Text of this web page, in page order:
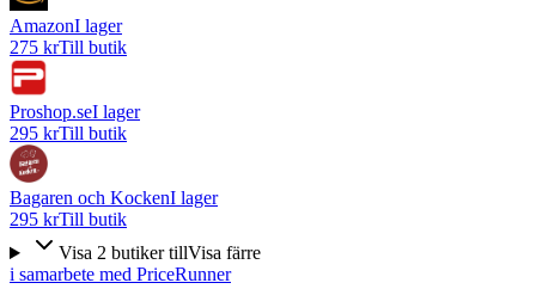
AmazonI lager
275 krTill butik
Proshop.seI lager
295 krTill butik
Bagaren och KockenI lager
295 krTill butik
Visa 2 butiker tillVisa färre
i samarbete med PriceRunner